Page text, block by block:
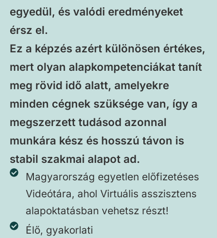
egyedül, és valódi eredményeket
érsz el.
Ez a képzés azért különösen értékes,
mert olyan alapkompetenciákat tanít
meg rövid idő alatt, amelyekre
minden cégnek szüksége van, így a
megszerzett tudásod azonnal
munkára kész és hosszú távon is
stabil szakmai alapot ad.
Magyarország egyetlen előfizetéses
Videótára, ahol Virtuális asszisztens
alapoktatásban vehetsz részt!
Élő, gyakorlati